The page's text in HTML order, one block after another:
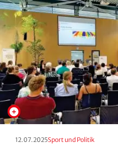
Erscheinungstag:
12.07.2025
Kategorie: Sport und Politik